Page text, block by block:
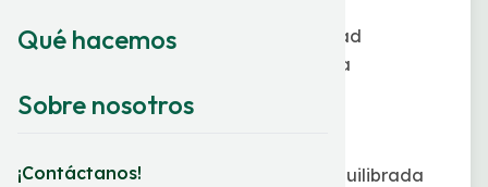
Qué hacemos
Sobre nosotros
¡Contáctanos!
Mantiene su estructura y porosidad
Favorece la actividad microbiana
Retiene agua sin encharcar
Suministra nutrientes de forma equilibrada